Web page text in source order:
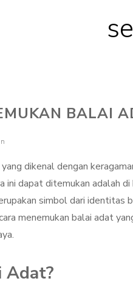
BALAI
dikenal dengan
ini dapat ditemukan adalah
simbol dari identitas
menemukan balai adat
Adat?